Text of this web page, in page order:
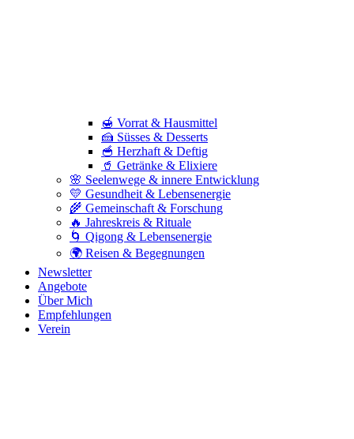
🍯 Vorrat & Hausmittel
🍰 Süsses & Desserts
🥣 Herzhaft & Deftig
🥤 Getränke & Elixiere
🌸 Seelenwege & innere Entwicklung
💛 Gesundheit & Lebensenergie
🌾 Gemeinschaft & Forschung
🔥 Jahreskreis & Rituale
🌀 Qigong & Lebensenergie
🌍 Reisen & Begegnungen
Newsletter
Angebote
Über Mich
Empfehlungen
Verein